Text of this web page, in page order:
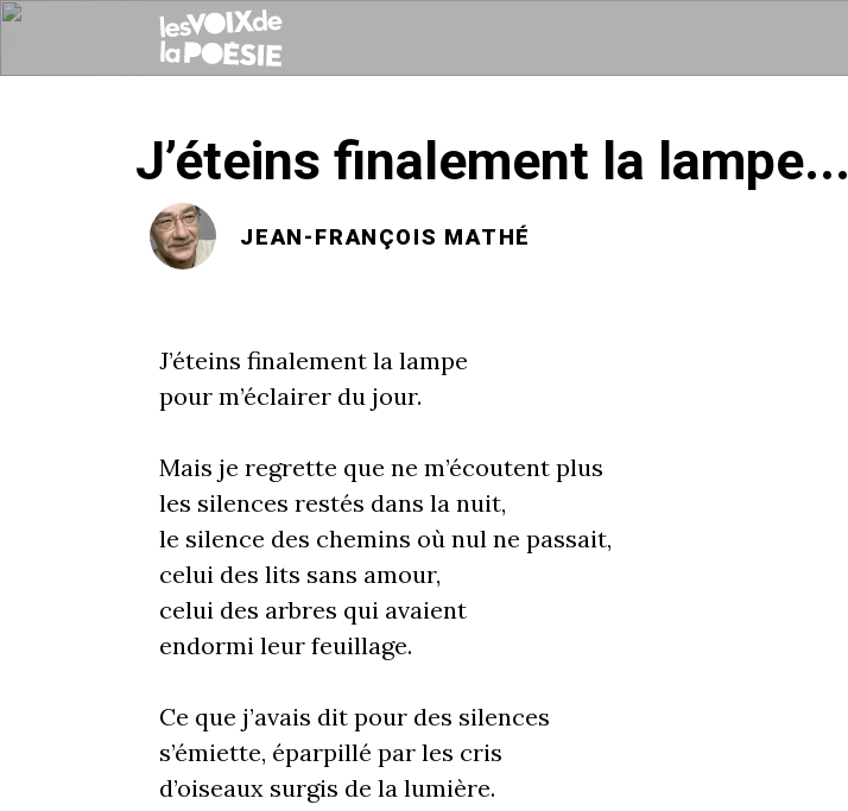
J’éteins finalement la lampe...
JEAN-FRANÇOIS MATHÉ
J’éteins finalement la lampe
pour m’éclairer du jour.
Mais je regrette que ne m’écoutent plus
les silences restés dans la nuit,
le silence des chemins où nul ne passait,
celui des lits sans amour,
celui des arbres qui avaient
endormi leur feuillage.
Ce que j’avais dit pour des silences
s’émiette, éparpillé par les cris
d’oiseaux surgis de la lumière.